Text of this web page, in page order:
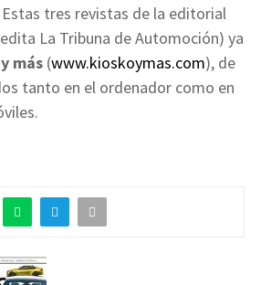
Estas tres revistas de la editorial
La Tribuna de Automoción) ya
más(www.kioskoymas.com), de
tanto en el ordenador como en